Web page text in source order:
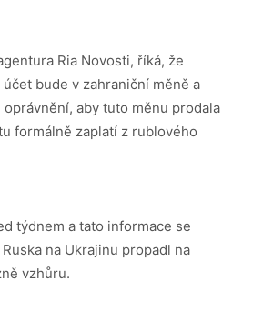
Ria Novosti, říká, že
bude v zahraniční měně a
aby tuto měnu prodala
formálně zaplatí z rublového
týdnem a tato informace se
na Ukrajinu propadl na
vzhůru.